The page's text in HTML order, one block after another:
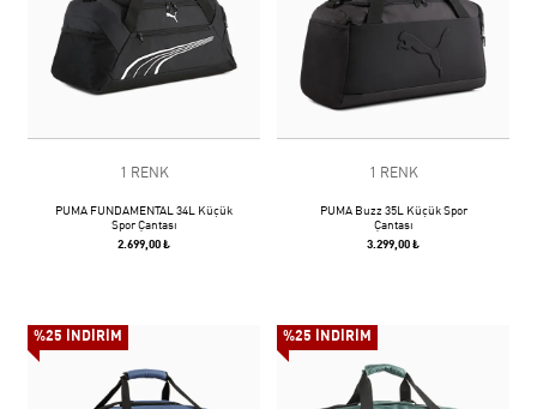
1 RENK
PUMA FUNDAMENTAL 34L Küçük
Spor Çantası
2.699,00 ₺
1 RENK
PUMA Buzz 35L Küçük Spor
Çantası
3.299,00 ₺
%25 İNDİRİM %25 İNDİRİM